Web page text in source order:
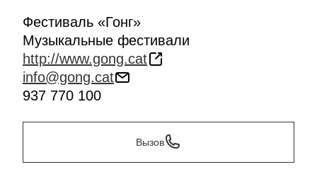
Фестиваль «Гонг»
Музыкальные фестивали
http://www.gong.cat
info@gong.cat
937 770 100
Вызов